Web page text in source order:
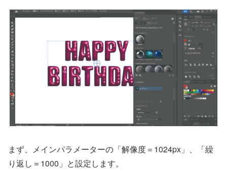
まず、メインパラメーターの「解像度＝1024px」、「繰
り返し＝1000」と設定します。